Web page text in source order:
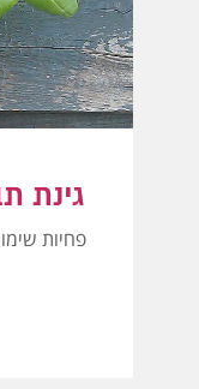
גינת
פחיות